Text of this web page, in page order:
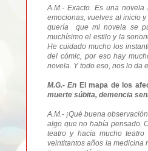
A.M.- Exacto. Es una
emocionas, vuelves al inicio
quería que mi novela se
muchísimo el estilo y la
He cuidado mucho los
del cómic, por eso hay
novela. Y todo eso, nos lo da
M.G.- En El mapa de los
muerte súbita, demencia
A.M.- ¡Qué buena
algo que no había pensado.
teatro y hacía mucho
veintitantos años la medicina